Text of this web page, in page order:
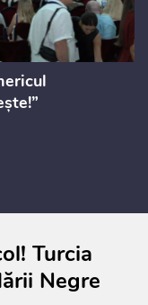
Turcia
Negre